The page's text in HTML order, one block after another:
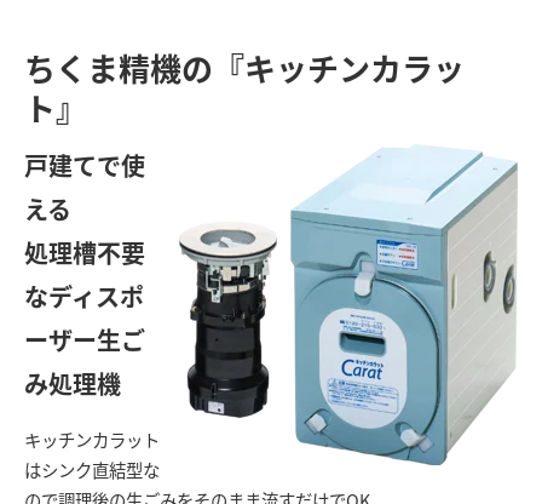
ちくま精機の『キッチンカラッ
ト』
戸建てで使
える
処理槽不要
なディスポ
ーザー生ご
み処理機
キッチンカラット
はシンク直結型な